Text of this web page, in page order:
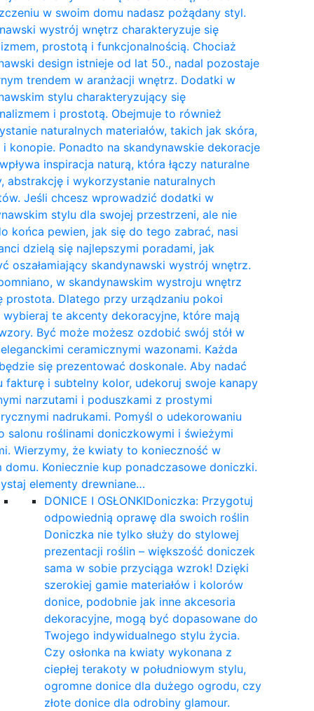
w swoim domu nadasz pożądany styl.
wystrój wnętrz charakteryzuje się
prostotą i funkcjonalnością. Chociaż
design istnieje od lat 50., nadal pozostaje
trendem w aranżacji wnętrz. Dodatki w
stylu charakteryzujący się
i prostotą. Obejmuje to również
naturalnych materiałów, takich jak skóra,
konopie. Ponadto na skandynawskie dekoracje
inspiracja naturą, która łączy naturalne
abstrakcję i wykorzystanie naturalnych
Jeśli chcesz wprowadzić dodatki w
stylu dla swojej przestrzeni, ale nie
końca pewien, jak się do tego zabrać, nasi
dzielą się najlepszymi poradami, jak
oszałamiający skandynawski wystrój wnętrz.
w skandynawskim wystroju wnętrz
prostota. Dlatego przy urządzaniu pokoi
wybieraj te akcenty dekoracyjne, które mają
Być może możesz ozdobić swój stół w
ceramicznymi wazonami. Każda
się prezentować doskonale. Aby nadać
fakturę i subtelny kolor, udekoruj swoje kanapy
narzutami i poduszkami z prostymi
nadrukami. Pomyśl o udekorowaniu
salonu roślinami doniczkowymi i świeżymi
Wierzymy, że kwiaty to konieczność w
domu. Koniecznie kup ponadczasowe doniczki.
elementy drewniane…
DONICE I OSŁONKIDoniczka: Przygotuj
odpowiednią oprawę dla swoich roślin
Doniczka nie tylko służy do stylowej
prezentacji roślin – większość doniczek
sama w sobie przyciąga wzrok! Dzięki
szerokiej gamie materiałów i kolorów
donice, podobnie jak inne akcesoria
dekoracyjne, mogą być dopasowane do
Twojego indywidualnego stylu życia.
Czy osłonka na kwiaty wykonana z
ciepłej terakoty w południowym stylu,
ogromne donice dla dużego ogrodu, czy
złote donice dla odrobiny glamour.